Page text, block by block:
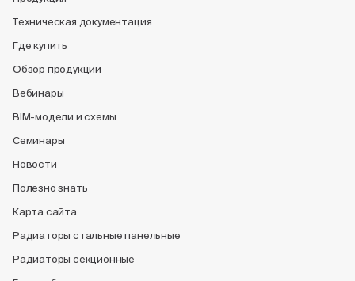
Техническая документация
Где купить
Обзор продукции
Вебинары
BIM-модели и схемы
Семинары
Новости
Полезно знать
Карта сайта
Радиаторы стальные панельные
Радиаторы секционные